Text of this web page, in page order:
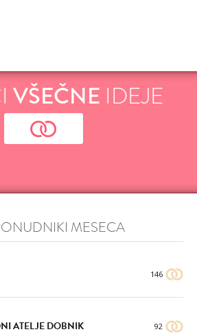
VŠEČNE IDEJE
MESECA
146
ATELJE DOBNIK 92